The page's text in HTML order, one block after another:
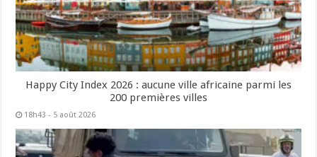
Happy City Index 2026 : aucune ville africaine parmi les
200 premières villes
18h43 - 5 août 2026